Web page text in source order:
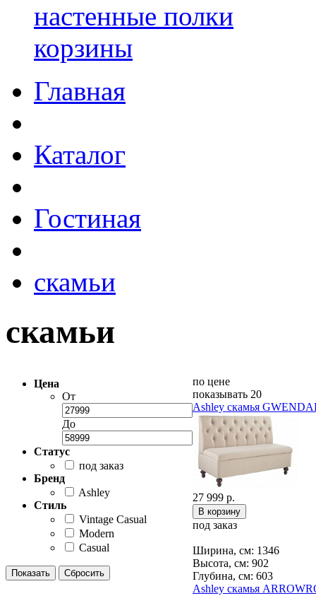
настенные полки
корзины
Главная
Каталог
Гостиная
скамьи
скамьи
Цена
От
До
Статус
под заказ
Бренд
Ashley
Стиль
Vintage Casual
Modern
Casual
по цене
показывать 20
Ashley скамья
27 999 р.
под заказ
Ширина, см: 1346
Высота, см: 902
Глубина, см: 603
Ashley скамья